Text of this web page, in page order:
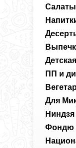
Салаты
ПП и
Для
Фондю